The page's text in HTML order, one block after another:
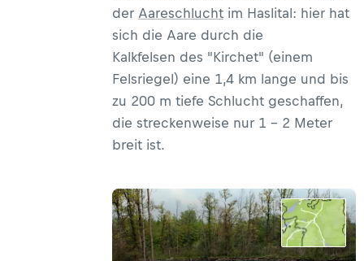
der Aareschlucht im Haslital: hier hat
sich die Aare durch die
Kalkfelsen des "Kirchet" (einem
Felsriegel) eine 1,4 km lange und bis
zu 200 m tiefe Schlucht geschaffen,
die streckenweise nur 1 - 2 Meter
breit ist.